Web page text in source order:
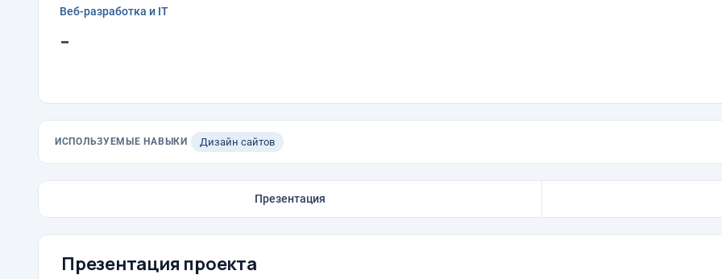
Веб-разработка и IT
-
ИСПОЛЬЗУЕМЫЕ НАВЫКИ Дизайн сайтов
Презентация
Презентация проекта